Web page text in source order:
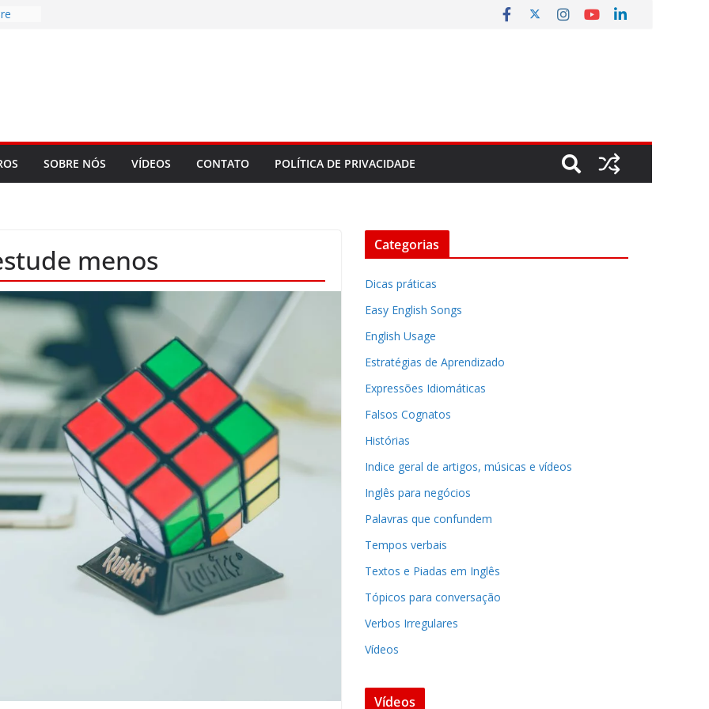
to
SOBRE NÓS VÍDEOS CONTATO POLÍTICA DE PRIVACIDADE
menos Categorias
Dicas práticas
Easy English Songs
English Usage
Estratégias de Aprendizado
Expressões Idiomáticas
Falsos Cognatos
Histórias
Indice geral de artigos, músicas e vídeos
Inglês para negócios
Palavras que confundem
Tempos verbais
Textos e Piadas em Inglês
Tópicos para conversação
Verbos Irregulares
Vídeos
Vídeos